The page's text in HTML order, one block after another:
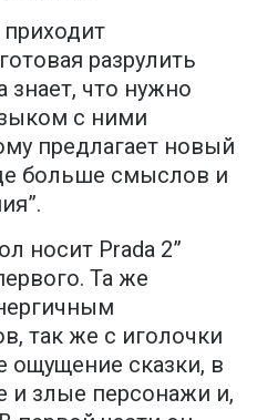
разрулить
что нужно
с ними
предлагает новый
больше смыслов и
носит Prada 2”
Та же
так же с иголочки
ощущение сказки, в
и злые персонажи и,